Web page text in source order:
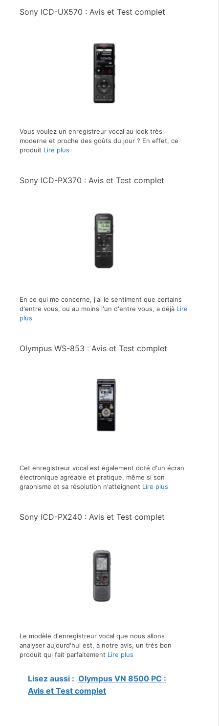
Sony ICD-UX570 : Avis et Test complet
Vous voulez un enregistreur vocal au look très
moderne et proche des goûts du jour ? En effet, ce
produit Lire plus
Sony ICD-PX370 : Avis et Test complet
En ce qui me concerne, j'ai le sentiment que certains
d'entre vous, ou au moins l'un d'entre vous, a déjà Lire
plus
Olympus WS-853 : Avis et Test complet
Cet enregistreur vocal est également doté d'un écran
électronique agréable et pratique, même si son
graphisme et sa résolution n'atteignent Lire plus
Sony ICD-PX240 : Avis et Test complet
Le modèle d'enregistreur vocal que nous allons
analyser aujourd'hui est, à notre avis, un très bon
produit qui fait parfaitement Lire plus
Lisez aussi : Olympus VN 8500 PC :
Avis et Test complet